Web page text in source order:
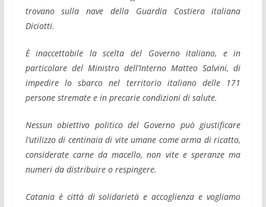
trovano sulla nave della Guardia Costiera italiana
Diciotti.
È inaccettabile la scelta del Governo italiano, e in
particolare del Ministro dell’Interno Matteo Salvini, di
impedire lo sbarco nel territorio italiano delle 171
persone stremate e in precarie condizioni di salute.
Nessun obiettivo politico del Governo può giustificare
l’utilizzo di centinaia di vite umane come arma di ricatto,
considerate carne da macello, non vite e speranze ma
numeri da distribuire o respingere.
Catania è città di solidarietà e accoglienza e vogliamo